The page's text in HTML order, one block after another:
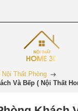
Thất Phòng
Và Bếp ( Nội Thất